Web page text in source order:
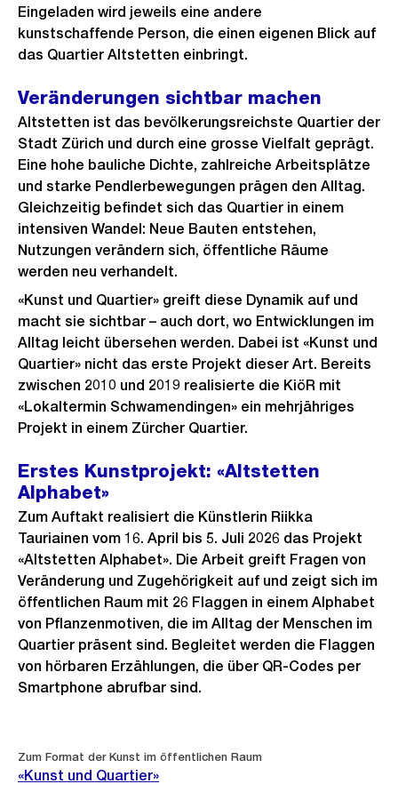
Eingeladen wird jeweils eine andere
kunstschaffende Person, die einen eigenen Blick auf
das Quartier Altstetten einbringt.
Veränderungen sichtbar machen
Altstetten ist das bevölkerungsreichste Quartier der
Stadt Zürich und durch eine grosse Vielfalt geprägt.
Eine hohe bauliche Dichte, zahlreiche Arbeitsplätze
und starke Pendlerbewegungen prägen den Alltag.
Gleichzeitig befindet sich das Quartier in einem
intensiven Wandel: Neue Bauten entstehen,
Nutzungen verändern sich, öffentliche Räume
werden neu verhandelt.
«Kunst und Quartier» greift diese Dynamik auf und
macht sie sichtbar – auch dort, wo Entwicklungen im
Alltag leicht übersehen werden. Dabei ist «Kunst und
Quartier» nicht das erste Projekt dieser Art. Bereits
zwischen 2010 und 2019 realisierte die KiöR mit
«Lokaltermin Schwamendingen» ein mehrjähriges
Projekt in einem Zürcher Quartier.
Erstes Kunstprojekt: «Altstetten
Alphabet»
Zum Auftakt realisiert die Künstlerin Riikka
Tauriainen vom 16. April bis 5. Juli 2026 das Projekt
«Altstetten Alphabet». Die Arbeit greift Fragen von
Veränderung und Zugehörigkeit auf und zeigt sich im
öffentlichen Raum mit 26 Flaggen in einem Alphabet
von Pflanzenmotiven, die im Alltag der Menschen im
Quartier präsent sind. Begleitet werden die Flaggen
von hörbaren Erzählungen, die über QR-Codes per
Smartphone abrufbar sind.
Weitere
Informationen
Zum Format der Kunst im öffentlichen Raum
«Kunst und Quartier»